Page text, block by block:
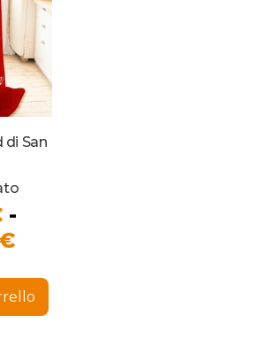
di San
-
€Fascia
prezzo:
da
prodotto